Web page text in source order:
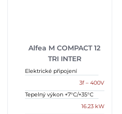
Alfea M COMPACT 12
TRI INTER
Elektrické připojení
3f – 400V
Tepelný výkon +7°C/+35°C
16.23 kW